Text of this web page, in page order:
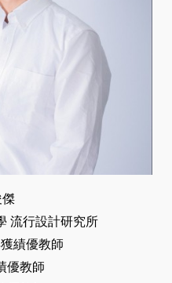
流行設計研究所
績優教師
優教師